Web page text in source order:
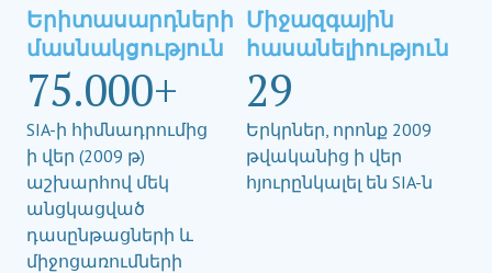
Երիտասարդների
մասնակցություն
75.000+
SIA-ի հիմնադրումից
ի վեր (2009 թ)
աշխարհով մեկ
անցկացված
դասընթացների և
միջոցառումների
Միջազգային
հասանելիություն
29
Երկրներ, որոնք 2009
թվականից ի վեր
հյուրընկալել են SIA-ն